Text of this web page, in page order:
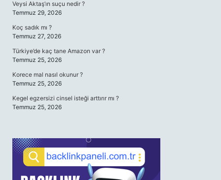
Veysi Aktaş’ın suçu nedir ?
Temmuz 29, 2026
Koç sadık mı ?
Temmuz 27, 2026
Türkiye’de kaç tane Amazon var ?
Temmuz 25, 2026
Korece mal nasıl okunur ?
Temmuz 25, 2026
Kegel egzersizi cinsel isteği arttırır mı ?
Temmuz 25, 2026